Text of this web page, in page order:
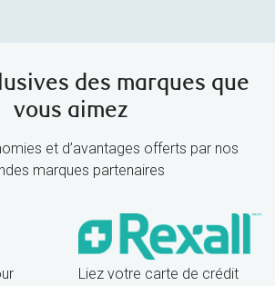
des marques que
vous aimez
et d’avantages offerts par nos
marques partenaires
Liez votre carte de crédit